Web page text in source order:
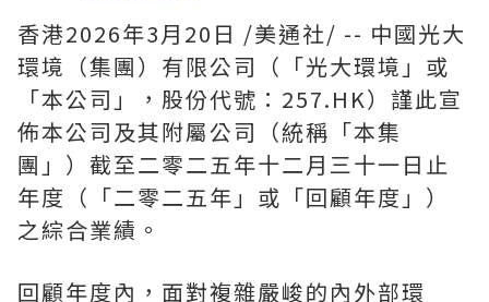
香港2026年3月20日 /美通社/ -- 中國光大
環境（集團）有限公司（「光大環境」或
「本公司」，股份代號：257.HK）謹此宣
佈本公司及其附屬公司（統稱「本集
團」）截至二零二五年十二月三十一日止
年度（「二零二五年」或「回顧年度」）
之綜合業績。
回顧年度內，面對複雜嚴峻的內外部環